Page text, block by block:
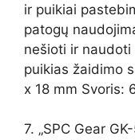
ir puikiai
patogų
nešioti ir
puikias žaidimo
x 18 mm Svoris:
7. „SPC Gear